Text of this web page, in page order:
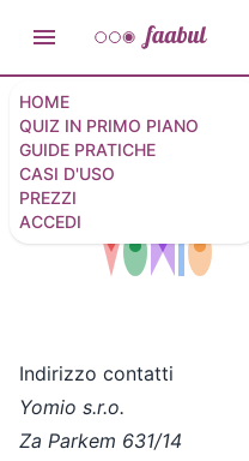
HOME
QUIZ IN PRIMO PIANO
GUIDE PRATICHE
CASI D'USO
PREZZI
ACCEDI
Contatti
Indirizzo contatti
Yomio s.r.o.
Za Parkem 631/14